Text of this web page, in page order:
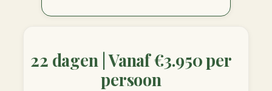
22 dagen |Vanaf €3.950 per
persoon